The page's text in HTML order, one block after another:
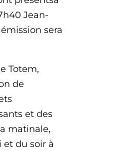
Jean-
sera
Totem,
de
et des
matinale,
et du soir à